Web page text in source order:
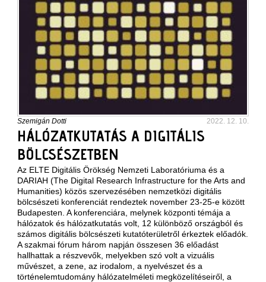
Szemigán Dotti 2022. 12. 10.
HÁLÓZATKUTATÁS A DIGITÁLIS
BÖLCSÉSZETBEN
Az ELTE Digitális Örökség Nemzeti Laboratóriuma és a
DARIAH (The Digital Research Infrastructure for the Arts and
Humanities) közös szervezésében nemzetközi digitális
bölcsészeti konferenciát rendeztek november 23-25-e között
Budapesten. A konferenciára, melynek központi témája a
hálózatok és hálózatkutatás volt, 12 különböző országból és
számos digitális bölcsészeti kutatóterületről érkeztek előadók.
A szakmai fórum három napján összesen 36 előadást
hallhattak a részvevők, melyekben szó volt a vizuális
művészet, a zene, az irodalom, a nyelvészet és a
történelemtudomány hálózatelméleti megközelítéseiről, a